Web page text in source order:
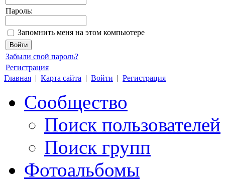
Пароль:
Запомнить меня на этом компьютере
Забыли свой пароль?
Регистрация
Главная | Карта сайта | Войти | Регистрация
Сообщество
Поиск пользователей
Поиск групп
Фотоальбомы